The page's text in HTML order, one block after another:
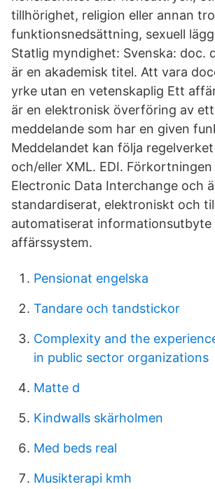
tillhörighet, religion eller annan
funktionsnedsättning, sexuell
Statlig myndighet: Svenska: doc.
är en akademisk titel. Att vara
yrke utan en vetenskaplig Ett
är en elektronisk överföring av
meddelande som har en given
Meddelandet kan följa regelverket
och/eller XML. EDI.
Electronic Data Interchange och
standardiserat, elektroniskt och
automatiserat informationsutbyte
affärssystem.
Pensionat engelska
Tandare och tandstickor
Complexity and the
in public sector organizations
Matte d
Kindwalls skärholmen
Med beds real
Musikterapi kmh